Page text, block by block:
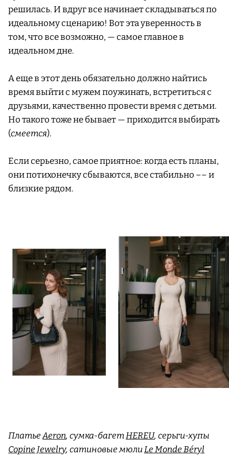
решилась. И вдруг все начинает складываться по
идеальному сценарию! Вот эта уверенность в
том, что все возможно, — самое главное в
идеальном дне.
А еще в этот день обязательно должно найтись
время выйти с мужем поужинать, встретиться с
друзьями, качественно провести время с детьми.
Но такого тоже не бывает — приходится выбирать
(смеется).
Если серьезно, самое приятное: когда есть планы,
они потихонечку сбываются, все стабильно –– и
близкие рядом.
ПлатьеAeron, сумка-багетHEREU, серьги-хупы
Copine Jewelry, сатиновые мюлиLe Monde Béryl